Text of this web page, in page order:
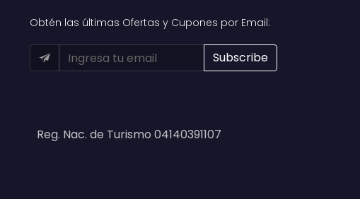
Obtén las últimas Ofertas y Cupones por Email:
Reg. Nac. de Turismo 04140391107